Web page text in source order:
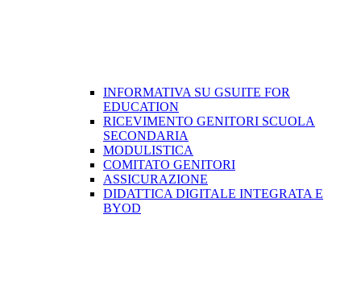
INFORMATIVA SU GSUITE FOR
EDUCATION
RICEVIMENTO GENITORI SCUOLA
SECONDARIA
MODULISTICA
COMITATO GENITORI
ASSICURAZIONE
​DIDATTICA DIGITALE INTEGRATA E
BYOD